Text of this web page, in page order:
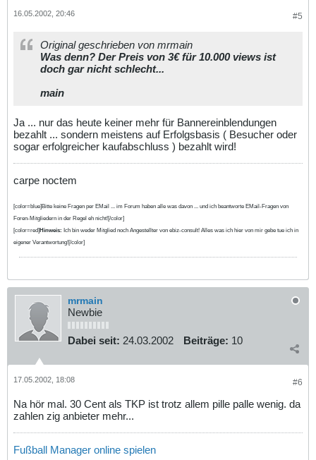
#5
16.05.2002, 20:46
Original geschrieben von mrmain
Was denn? Der Preis von 3€ für 10.000 views ist
doch gar nicht schlecht...
main
Ja ... nur das heute keiner mehr für Bannereinblendungen
bezahlt ... sondern meistens auf Erfolgsbasis ( Besucher oder
sogar erfolgreicher kaufabschluss ) bezahlt wird!
carpe noctem
[color=blue]Bitte keine Fragen per EMail ... im Forum haben alle was davon ... und ich beantworte EMail-Fragen von
Foren-Mitgliedern in der Regel eh nicht![/color]
[color=red]Hinweis: Ich bin weder Mitglied noch Angestellter von ebiz-consult! Alles was ich hier von mir gebe tue ich in
eigener Verantwortung![/color]
mrmain
Newbie
Dabei seit: 24.03.2002 Beiträge: 10
#6
17.05.2002, 18:08
Na hör mal. 30 Cent als TKP ist trotz allem pille palle wenig. da
zahlen zig anbieter mehr...
Fußball Manager online spielen